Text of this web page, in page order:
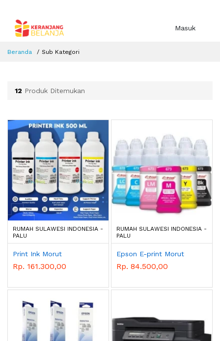
Masuk
Beranda Sub Kategori
12 Produk Ditemukan
RUMAH SULAWESI INDONESIA -
PALU
Print Ink Morut
Rp. 161.300,00
RUMAH SULAWESI INDONESIA -
PALU
Epson E-print Morut
Rp. 84.500,00